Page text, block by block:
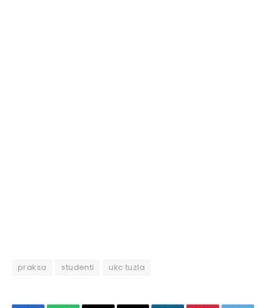
praksa studenti ukc tuzla